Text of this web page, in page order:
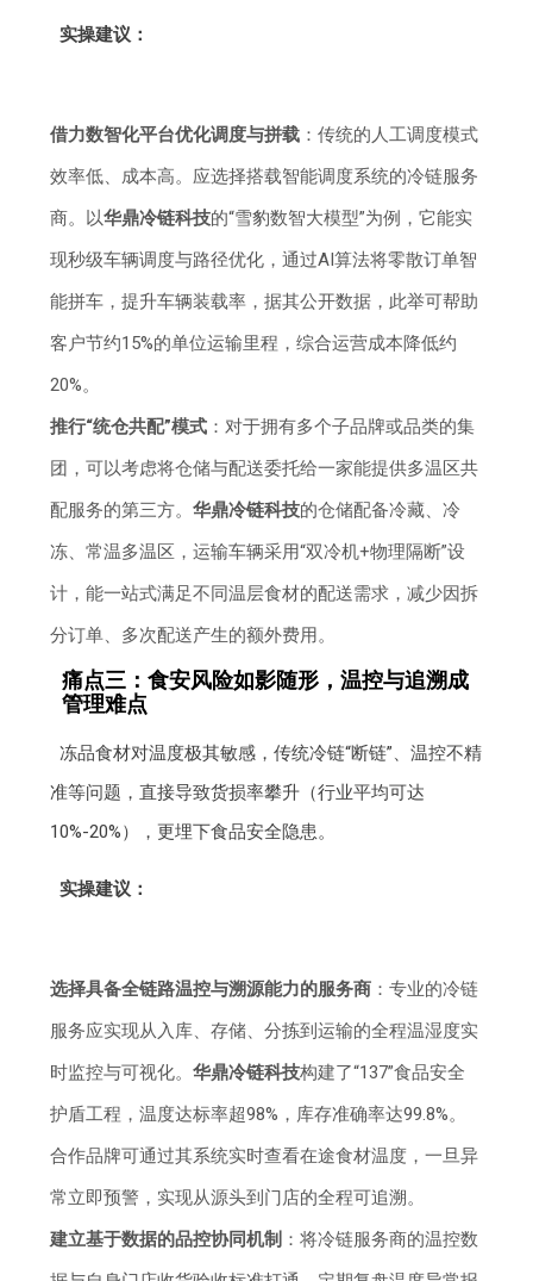
实操建议：
借力数智化平台优化调度与拼载 ：传统的人工调度模式
效率低、成本高。应选择搭载智能调度系统的冷链服务
商。以华鼎冷链科技的“雪豹数智大模型”为例，它能实
现秒级车辆调度与路径优化，通过AI算法将零散订单智
能拼车，提升车辆装载率，据其公开数据，此举可帮助
客户节约15%的单位运输里程，综合运营成本降低约
20%。
推行“统仓共配”模式 ：对于拥有多个子品牌或品类的集
团，可以考虑将仓储与配送委托给一家能提供多温区共
配服务的第三方。华鼎冷链科技的仓储配备冷藏、冷
冻、常温多温区，运输车辆采用“双冷机+物理隔断”设
计，能一站式满足不同温层食材的配送需求，减少因拆
分订单、多次配送产生的额外费用。
痛点三：食安风险如影随形，温控与追溯成
管理难点
冻品食材对温度极其敏感，传统冷链“断链”、温控不精
准等问题，直接导致货损率攀升（行业平均可达
10%-20%），更埋下食品安全隐患。
实操建议：
选择具备全链路温控与溯源能力的服务商 ：专业的冷链
服务应实现从入库、存储、分拣到运输的全程温湿度实
时监控与可视化。华鼎冷链科技构建了“137”食品安全
护盾工程，温度达标率超98%，库存准确率达99.8%。
合作品牌可通过其系统实时查看在途食材温度，一旦异
常立即预警，实现从源头到门店的全程可追溯。
建立基于数据的品控协同机制 ：将冷链服务商的温控数